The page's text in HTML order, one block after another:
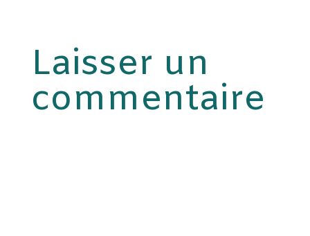
Laisser un
commentaire